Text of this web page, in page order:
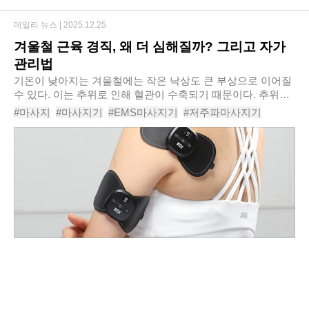
겨울철 근육 경직, 왜 더 심해질까? 그리고 자가
관리법
기온이 낮아지는 겨울철에는 작은 낙상도 큰 부상으로 이어질
수 있다. 이는 추위로 인해 혈관이 수축되기 때문이다. 추위로
혈관이 수축되면서 근육으로 가는 혈류량이 줄어들고, 이로 인
해 근육이 쉽게 굳으며 부상을 입으면..
#마사지 #마사지기 #EMS마사지기 #저주파마사지기
#마사지건 #갈고리형마사지건 #효자손 #
데일리 뉴스 | 2025.12.25